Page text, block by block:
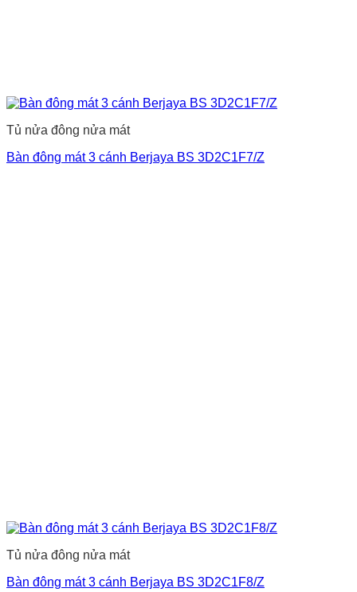
Tủ nửa đông nửa mát
Bàn đông mát 3 cánh Berjaya BS 3D2C1F7/Z
Tủ nửa đông nửa mát
Bàn đông mát 3 cánh Berjaya BS 3D2C1F8/Z